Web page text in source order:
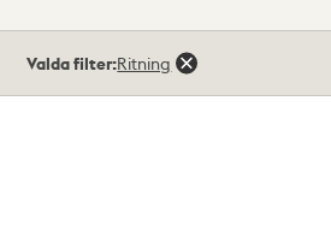
träffar
Valda filter:Ritning